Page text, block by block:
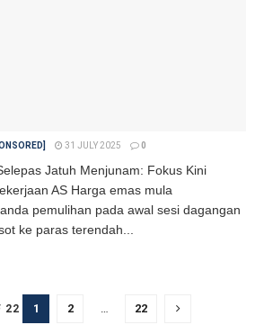
31 JULY 2025 0
Jatuh Menjunam: Fokus Kini
AS Harga emas mula
pemulihan pada awal sesi dagangan
ke paras terendah...
22 1 2 … 22